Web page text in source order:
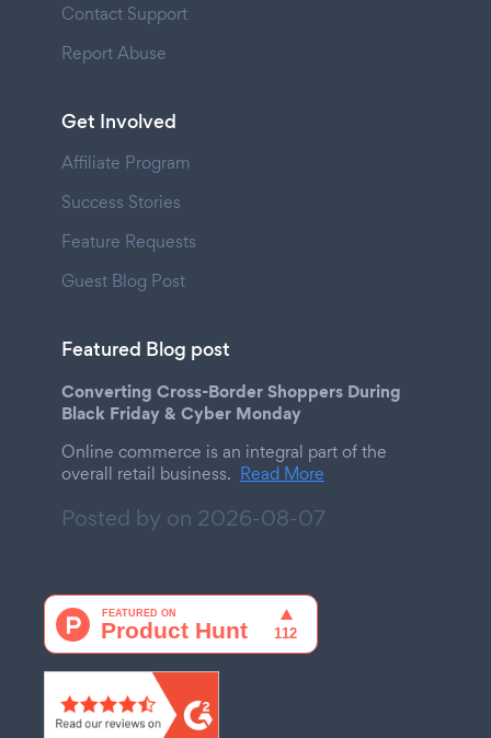
Contact Support
Report Abuse
Get Involved
Affiliate Program
Success Stories
Feature Requests
Guest Blog Post
Featured Blog post
Converting Cross-Border Shoppers During
Black Friday & Cyber Monday
Online commerce is an integral part of the
overall retail business. Read More
Posted by on 2026-08-07